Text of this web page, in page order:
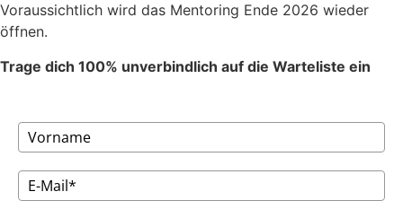
Voraussichtlich wird das Mentoring Ende 2026 wieder
öffnen.
Trage dich 100% unverbindlich auf die Warteliste ein